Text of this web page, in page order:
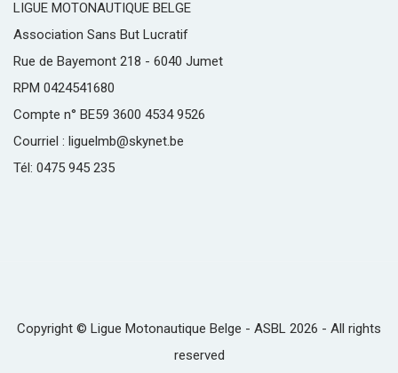
LIGUE MOTONAUTIQUE BELGE
Association Sans But Lucratif
Rue de Bayemont 218 - 6040 Jumet
RPM 0424541680
Compte n° BE59 3600 4534 9526
Courriel : liguelmb@skynet.be
Tél: 0475 945 235
Copyright © Ligue Motonautique Belge - ASBL 2026 - All rights
reserved